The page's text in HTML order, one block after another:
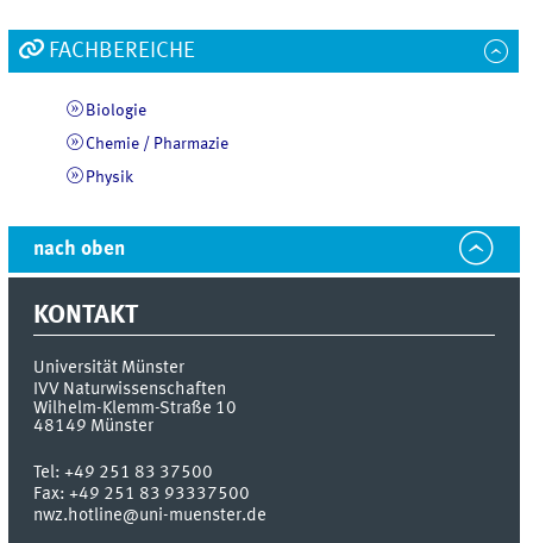
FACHBEREICHE
Biologie
Chemie / Pharmazie
Physik
nach oben
KONTAKT
Universität Münster
IVV Naturwissenschaften
Wilhelm-Klemm-Straße 10
48149 Münster
Tel:+49 251 83 37500
Fax:+49 251 83 93337500
nwz.hotline@uni-muenster.de